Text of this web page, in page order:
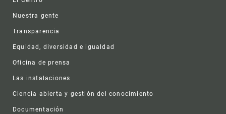
Nuestra gente
Transparencia
Equidad, diversidad e igualdad
Oficina de prensa
Las instalaciones
Ciencia abierta y gestión del conocimiento
Documentación